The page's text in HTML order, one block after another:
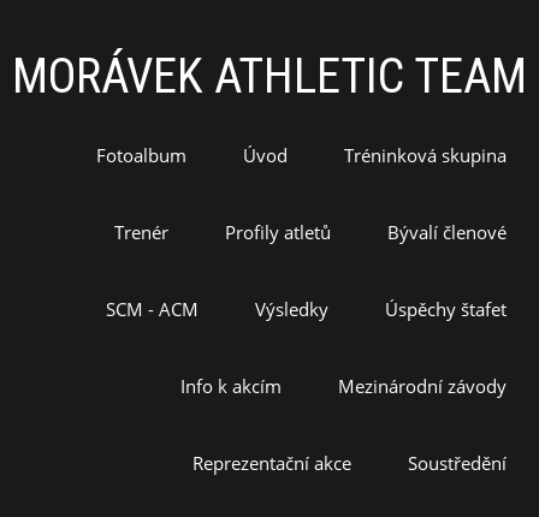
MORÁVEK ATHLETIC TEAM
Fotoalbum Úvod Tréninková skupina
Trenér Profily atletů Bývalí členové
SCM - ACM Výsledky Úspěchy štafet
Info k akcím Mezinárodní závody
Reprezentační akce Soustředění